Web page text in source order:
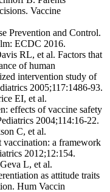
Vaccine
Prevention and Control.
ECDC 2016.
RL, et al. Factors that
of human
intervention study of
2005;117:1486-93.
EI, et al.
effects of vaccine safety
2004;114:16-22.
C, et al.
vaccination: a framework
2012;12:154.
L, et al.
as attitude traits
Hum Vaccin